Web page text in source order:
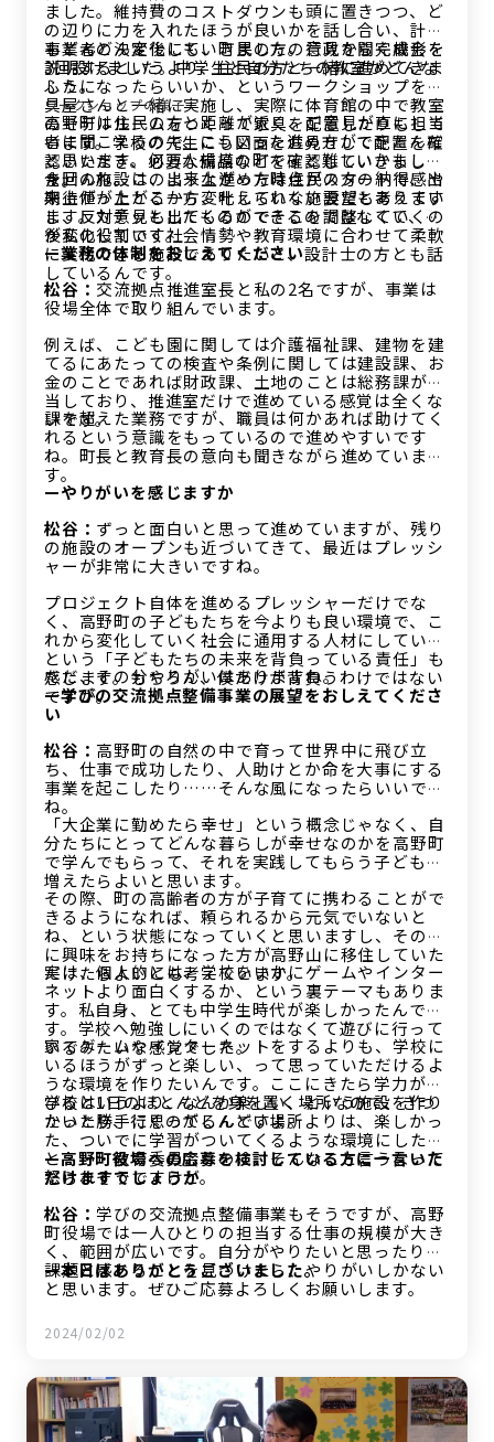
ました。維持費のコストダウンも頭に置きつつ、ど
の辺りに力を入れたほうが良いかを話し合い、計画
もどんどん変化していきました。行政から完成形を
説明するというより、住民の方と一緒に進めてきま
した。
事業者の決定後にも、町民の方の意見を聞く機会を
3回設けました。中学生と自分たちの教室がどんな
ふうになったらいいか、というワークショップを家
具屋さんと一緒に実施し、実際に体育館の中で教室
のモデルルームをつくって家具を配置したりもして
います。学校の先生にも図面をお見せして配置を確
認いただき、必要な備品などを確認していきまし
た。
ワークショップの様子
高野町は住民の方と距離が近く、ご意見が直に担当
者に聞こえるので、こういった進め方ができたんだ
と思います。何万人規模の町ですと難しいかもしれ
ませんね。このような進め方は住民の方の納得感や
期待値が上がる一方、叶えられない要望もあります
し、反対意見も出てくるのでそこを調整していくの
が私の役割です。
今回の施設は、出来上がった時点がスタートで、出
来上がったとこから変化していく施設だと考えてい
ます。カチッとしたものができるのではなくて、今
後変化していく社会情勢や教育環境に合わせて柔軟
に変化できる施設でありたいと、設計士の方とも話
しているんです。
—業務の体制をおしえてください
松谷： 交流拠点推進室長と私の2名ですが、事業は
役場全体で取り組んでいます。
例えば、こども園に関しては介護福祉課、建物を建
てるにあたっての検査や条例に関しては建設課、お
金のことであれば財政課、土地のことは総務課が担
当しており、推進室だけで進めている感覚は全くな
いです。
課を超えた業務ですが、職員は何かあれば助けてく
れるという意識をもっているので進めやすいです
ね。町長と教育長の意向も聞きながら進めていま
す。
—やりがいを感じますか
松谷： ずっと面白いと思って進めていますが、残り
の施設のオープンも近づいてきて、最近はプレッシ
ャーが非常に大きいですね。
プロジェクト自体を進めるプレッシャーだけでな
く、高野町の子どもたちを今よりも良い環境で、こ
れから変化していく社会に通用する人材にしていく
という「子どもたちの未来を背負っている責任」も
感じます。もちろん、僕だけが背負うわけではない
ですが。
ただ、その分やりがいはありますね。
—学びの交流拠点整備事業の展望をおしえてくださ
い
松谷： 高野町の自然の中で育って世界中に飛び立
ち、仕事で成功したり、人助けとか命を大事にする
事業を起こしたり……そんな風になったらいいです
ね。
「大企業に勤めたら幸せ」という概念じゃなく、自
分たちにとってどんな暮らしが幸せなのかを高野町
で学んでもらって、それを実践してもらう子どもが
増えたらよいと思います。
その際、町の高齢者の方が子育てに携わることがで
きるようになれば、頼られるから元気でいないと
ね、という状態になっていくと思いますし、その点
に興味をお持ちになった方が高野山に移住していた
だけたらよいとも考えています。
実は、個人的には、学校をいかにゲームやインター
ネットより面白くするか、という裏テーマもありま
す。私自身、とても中学生時代が楽しかったんで
す。学校へ勉強しにいくのではなくて遊びに行って
いるみたいな感覚でした。
家でゲームやインターネットをするよりも、学校に
いるほうがずっと楽しい、って思っていただけるよ
うな環境を作りたいんです。ここにきたら学力が伸
びるというより、なんか楽しい、という施設を作り
たいと勝手に思ってるんですよ。
学校は1日のほとんどを身を置く場所なので、きつ
かったり、行くのがしんどい場所よりは、楽しかっ
た、ついでに学習がついてくるような環境にしたい
と・・・教育委員会なのに、そんなこと言うなって
怒られそうですけど。
—高野町役場への応募を検討している方に一言いた
だけますでしょうか
松谷： 学びの交流拠点整備事業もそうですが、高野
町役場では一人ひとりの担当する仕事の規模が大き
く、範囲が広いです。自分がやりたいと思ったり、
課題と感じることを見つけたら、やりがいしかない
と思います。ぜひご応募よろしくお願いします。
—本日はありがとうございました。
2024/02/02